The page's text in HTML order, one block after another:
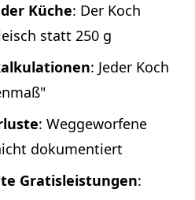
Küche: Der Koch
statt 250 g
: Jeder Koch
: Weggeworfene
dokumentiert
Gratisleistungen: